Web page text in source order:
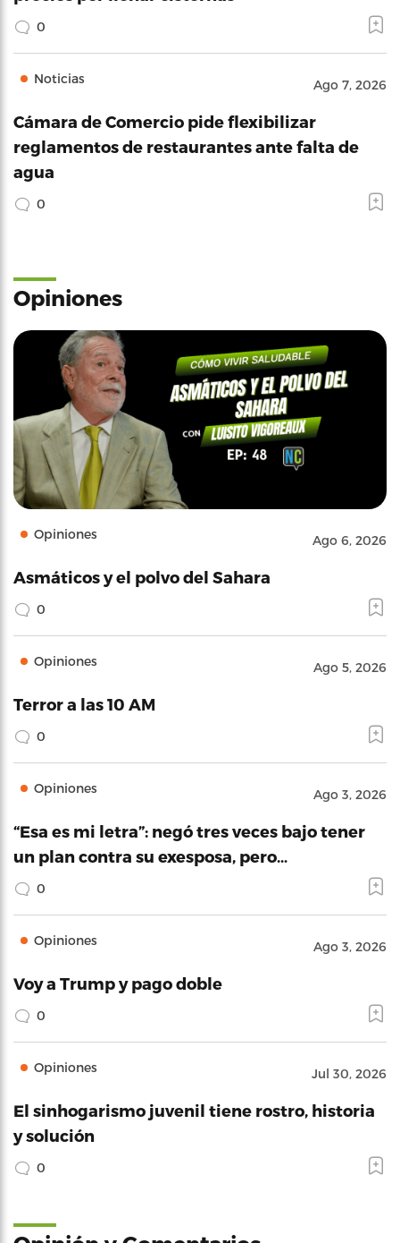
0
Noticias Ago 7, 2026
Cámara de Comercio pide flexibilizar
reglamentos de restaurantes ante falta de
agua
0
Opiniones
Opiniones Ago 6, 2026
Asmáticos y el polvo del Sahara
0
Opiniones Ago 5, 2026
Terror a las 10 AM
0
Opiniones Ago 3, 2026
“Esa es mi letra”: negó tres veces bajo tener
un plan contra su exesposa, pero…
0
Opiniones Ago 3, 2026
Voy a Trump y pago doble
0
Opiniones Jul 30, 2026
El sinhogarismo juvenil tiene rostro, historia
y solución
0